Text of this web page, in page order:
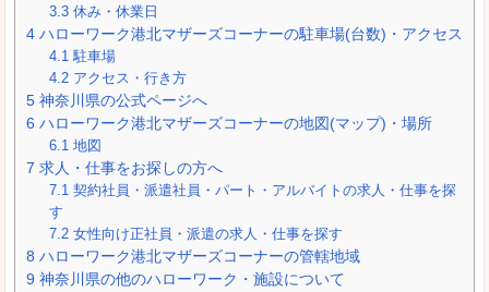
3.3 休み・休業日
4 ハローワーク港北マザーズコーナーの駐車場(台数)・アクセス
4.1 駐車場
4.2 アクセス・行き方
5 神奈川県の公式ページへ
6 ハローワーク港北マザーズコーナーの地図(マップ)・場所
6.1 地図
7 求人・仕事をお探しの方へ
7.1 契約社員・派遣社員・パート・アルバイトの求人・仕事を探
す
7.2 女性向け正社員・派遣の求人・仕事を探す
8 ハローワーク港北マザーズコーナーの管轄地域
9 神奈川県の他のハローワーク・施設について